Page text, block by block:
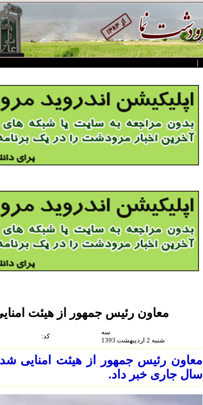
|
معاون رئیس جمهور از هیئت
:كد
سه
شنبه 2 ارديبهشت 1393
معاون رئیس جمهور از هیئت امنایی
سال جاری خبر داد.